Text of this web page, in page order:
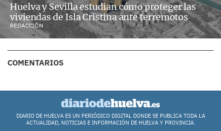
Huelva y Sevilla estudian cómo proteger las
viviendas de Isla Cristina ante terremotos
REDACCIÓN
COMENTARIOS
DIARIO DE HUELVA ES UN PERIÓDICO DIGITAL DONDE SE PUBLICA TODA LA
ACTUALIDAD, NOTICIAS E INFORMACIÓN DE HUELVA Y PROVINCIA.